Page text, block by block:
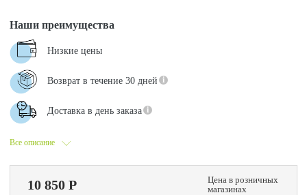
Все описание
Наши преимущества
Низкие цены
Возврат в течение 30 дней
Доставка в день заказа
10 850 Р
Цена в розничных
магазинах